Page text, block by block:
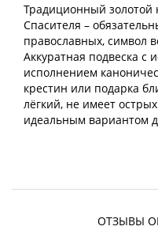
Традиционный золотой
Спасителя –
православных, символ
Аккуратная подвеска с
исполнением
крестин или подарка
лёгкий, не имеет
идеальным вариантом
ОТЗЫВЫ